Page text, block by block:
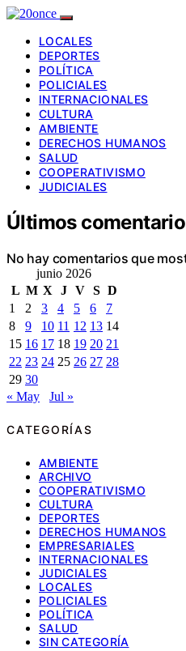
LOCALES
DEPORTES
POLÍTICA
POLICIALES
INTERNACIONALES
CULTURA
AMBIENTE
DERECHOS HUMANOS
SALUD
COOPERATIVISMO
JUDICIALES
Últimos
No hay comentarios que
junio 2026
L M X J V S D
1
2 3 4 5 6
7
8
9 10 11 12 13 14
15 16 17 18 19 20 21
22 23 24 25 26 27 28
29 30
« May
Jul »
CATEGORÍAS
AMBIENTE
ARCHIVO
COOPERATIVISMO
CULTURA
DEPORTES
DERECHOS HUMANOS
EMPRESARIALES
INTERNACIONALES
JUDICIALES
LOCALES
POLICIALES
POLÍTICA
SALUD
SIN CATEGORÍA